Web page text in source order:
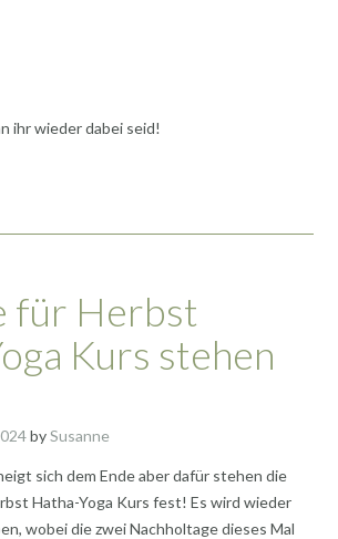
ihr wieder dabei seid!
für Herbst
Kurs stehen
bySusanne
sich dem Ende aber dafür stehen die
Hatha-Yoga Kurs fest! Es wird wieder
wobei die zwei Nachholtage dieses Mal